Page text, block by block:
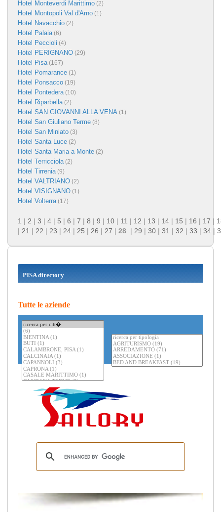
Hotel Monteverdi Marittimo (2)
Hotel Montopoli Val d'Arno (1)
Hotel Navacchio (2)
Hotel Palaia(6)
Hotel Peccioli (4)
Hotel PERIGNANO (29)
Hotel Pisa(167)
Hotel Pomarance (1)
Hotel Ponsacco (19)
Hotel Pontedera(10)
Hotel Riparbella(2)
Hotel SAN GIOVANNI ALLA VENA (1)
Hotel San Giuliano Terme (8)
Hotel San Miniato (3)
Hotel Santa Luce (2)
Hotel Santa Maria a Monte (2)
Hotel Terricciola(2)
Hotel Tirrenia(9)
Hotel VALTRIANO (2)
Hotel VISIGNANO (1)
Hotel Volterra(17)
1 | 2 | 3 | 4 | 5 | 6 | 7 | 8 | 9 | 10 | 11 | 12 | 13 | 14 | 15 | 16 | 17 |
| 21 | 22 | 23 | 24 | 25 | 26 | 27 | 28 | 29 | 30 | 31 | 32 | 33 | 34 |
PISA directory
Tutte le aziende